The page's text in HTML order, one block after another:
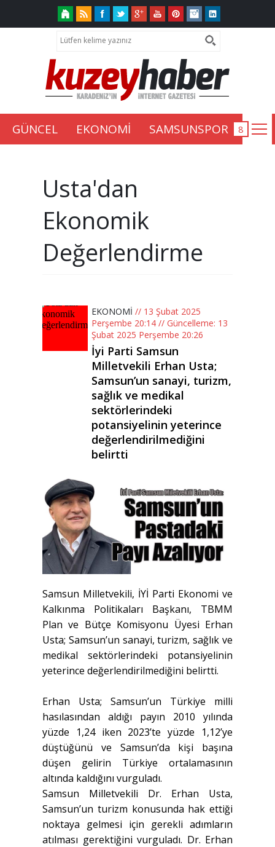
GÜNCEL EKONOMİ SAMSUNSPOR
Usta'dan
Ekonomik
Değerlendirme
EKONOMİ // 13 Şubat 2025
Perşembe 20:14 // Güncelleme: 13
Şubat 2025 Perşembe 20:26
İyi Parti Samsun
Milletvekili Erhan Usta;
Samsun’un sanayi, turizm,
sağlık ve medikal
sektörlerindeki
potansiyelinin yeterince
değerlendirilmediğini
belirtti
Samsun Milletvekili, İYİ Parti Ekonomi ve
Kalkınma Politikaları Başkanı, TBMM
Plan ve Bütçe Komisyonu Üyesi Erhan
Usta; Samsun’un sanayi, turizm, sağlık ve
medikal sektörlerindeki potansiyelinin
yeterince değerlendirilmediğini belirtti.
Erhan Usta; Samsun’un Türkiye milli
hasılasından aldığı payın 2010 yılında
yüzde 1,24 iken 2023’te yüzde 1,12’ye
düştüğünü ve Samsun’da kişi başına
düşen gelirin Türkiye ortalamasının
altında kaldığını vurguladı.
Samsun Milletvekili Dr. Erhan Usta,
Samsun’un turizm konusunda hak ettiği
noktaya gelmesi için gerekli adımların
atılması gerektiğini vurguladı. Dr. Erhan